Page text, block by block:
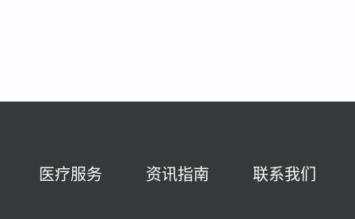
医疗服务 资讯指南 联系我们